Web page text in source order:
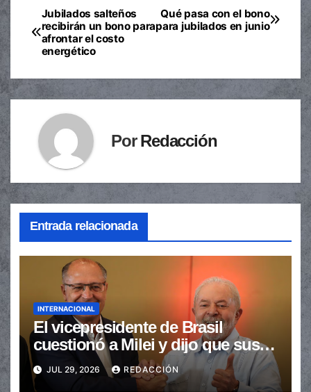
Navegación
de
entradas
Qué pasa con el bono
para jubilados en junio
Jubilados salteños
recibirán un bono para
afrontar el costo
energético
PorRedacción
Entrada relacionada
INTERNACIONAL
El vicepresidente de Brasil
cuestionó a Milei y dijo que sus
ataques “perjudican a la
Argentina”
JUL 29, 2026 REDACCIÓN